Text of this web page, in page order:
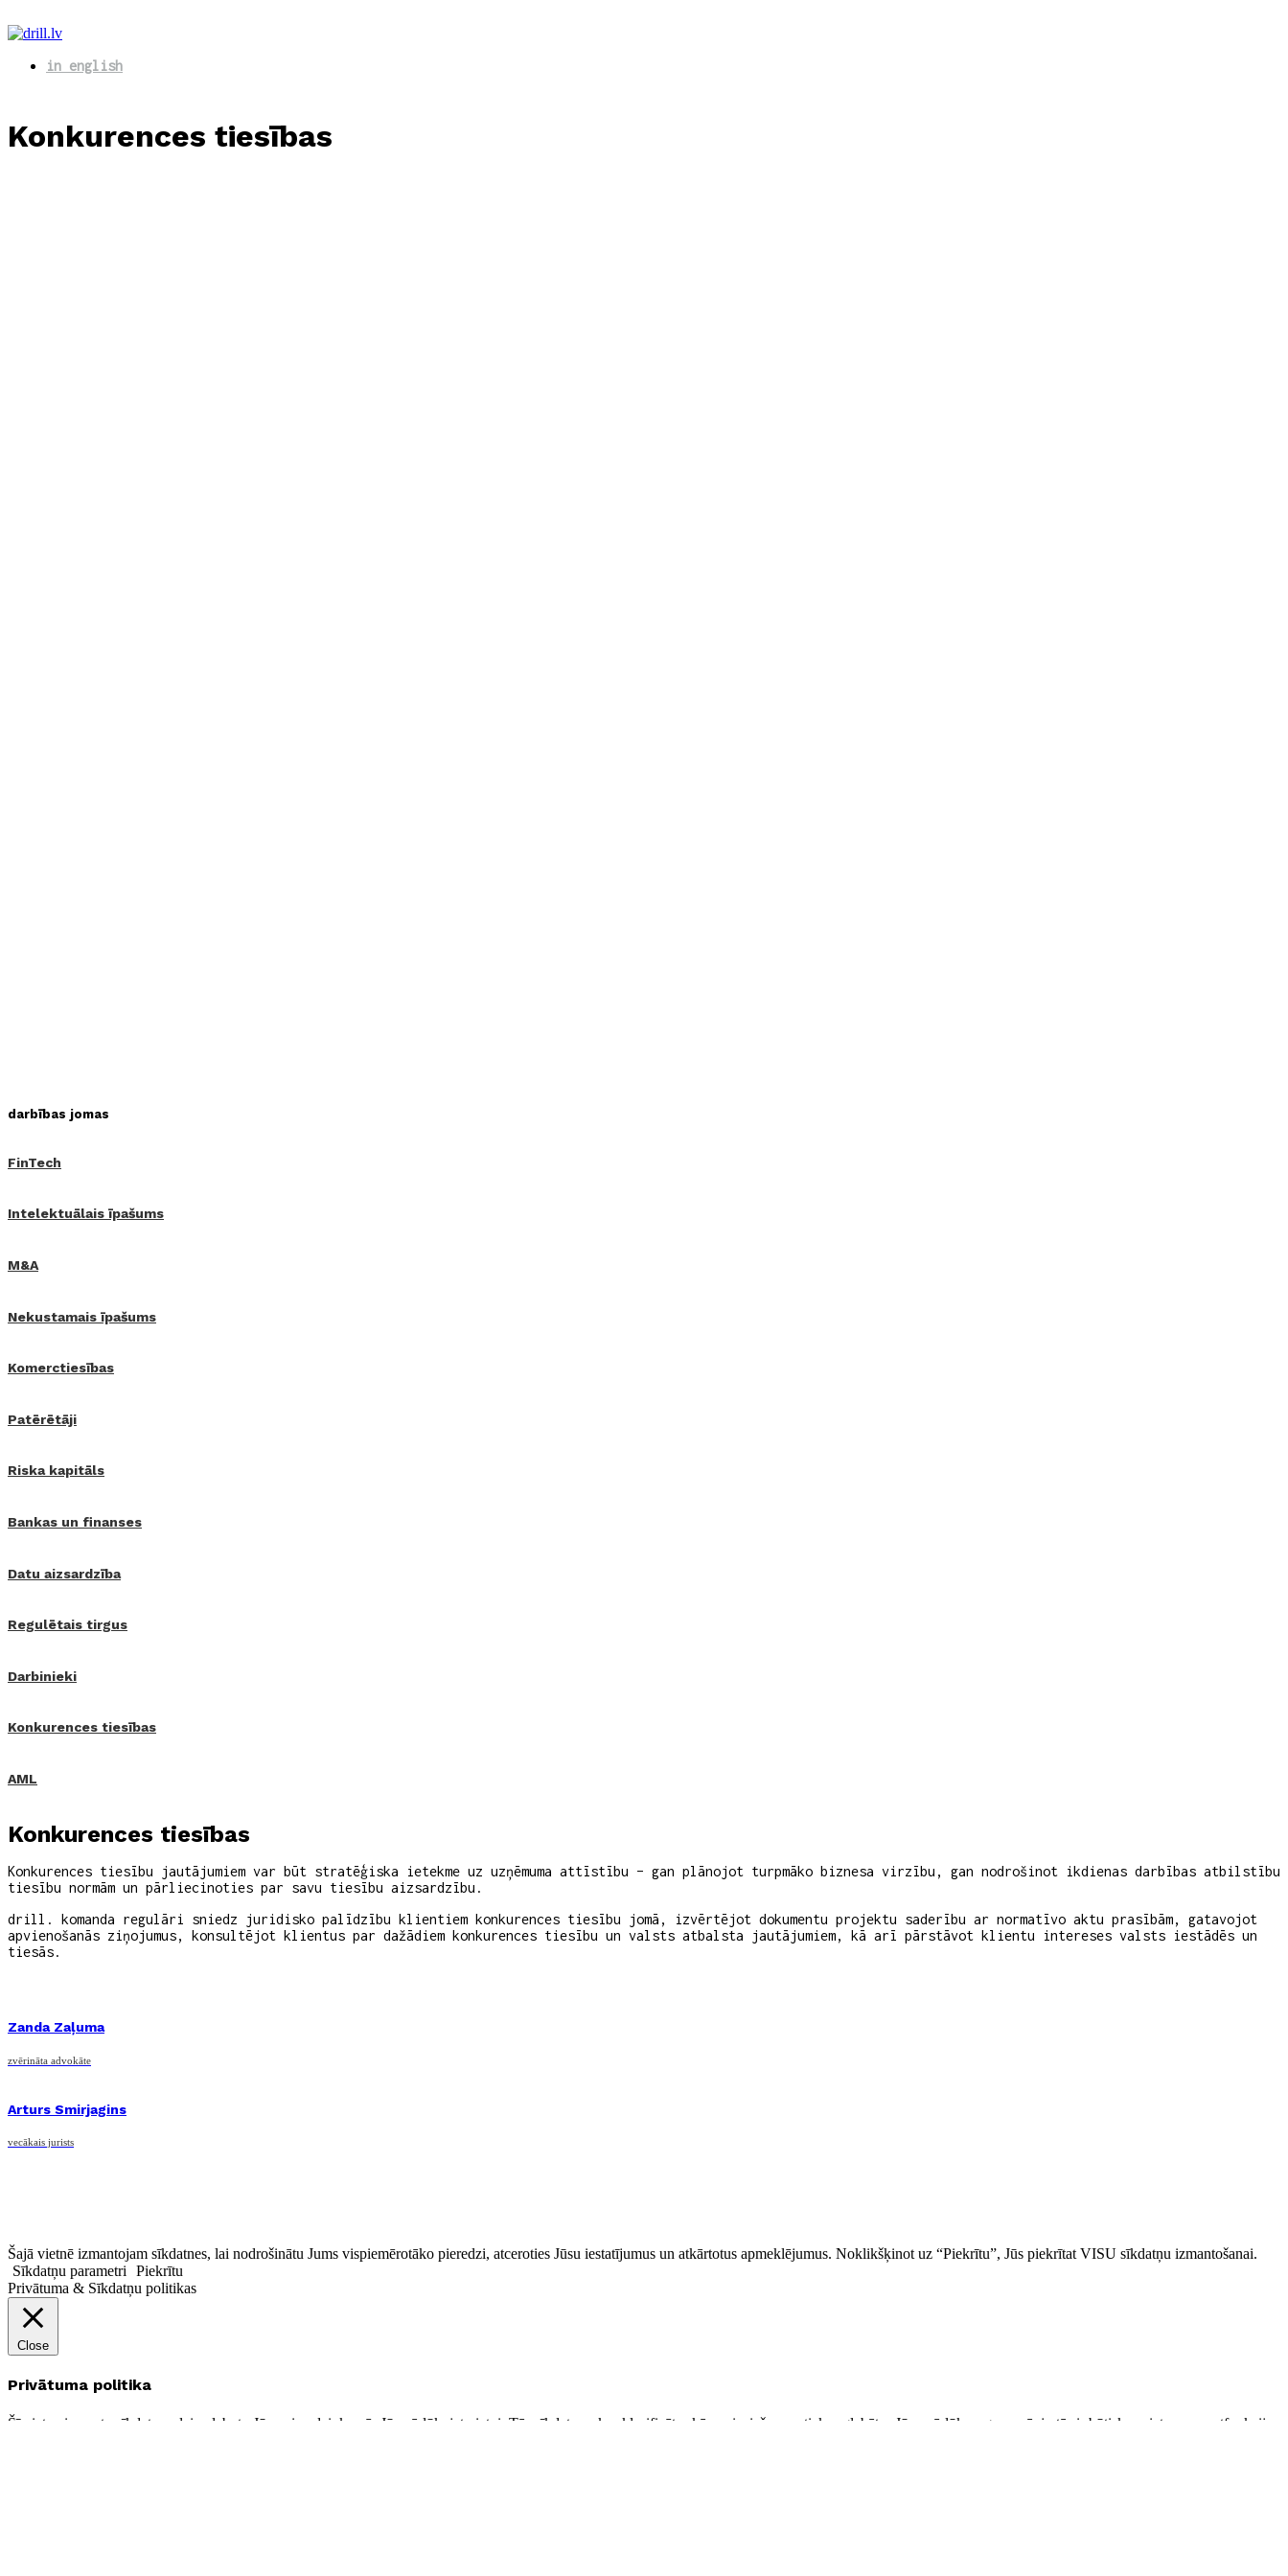
in english
Konkurences tiesības
darbības jomas
FinTech
Intelektuālais īpašums
M&A
Nekustamais īpašums
Komerctiesības
Patērētāji
Riska kapitāls
Bankas un finanses
Datu aizsardzība
Regulētais tirgus
Darbinieki
Konkurences tiesības
AML
Konkurences tiesības
Konkurences tiesību jautājumiem var būt stratēģiska ietekme uz uzņēmuma attīstību – gan plānojot turpmāko biznesa virzību, gan nodrošinot ikdienas darbības atbilstību
tiesību normām un pārliecinoties par savu tiesību aizsardzību.
drill. komanda regulāri sniedz juridisko palīdzību klientiem konkurences tiesību jomā, izvērtējot dokumentu projektu saderību ar normatīvo aktu prasībām, gatavojot
apvienošanās ziņojumus, konsultējot klientus par dažādiem konkurences tiesību un valsts atbalsta jautājumiem, kā arī pārstāvot klientu intereses valsts iestādēs un
tiesās.
Zanda Zaļuma
zvērināta advokāte
Arturs Smirjagins
vecākais jurists
Šajā vietnē izmantojam sīkdatnes, lai nodrošinātu Jums vispiemērotāko pieredzi, atceroties Jūsu iestatījumus un atkārtotus apmeklējumus. Noklikšķinot uz “Piekrītu”, Jūs piekrītat VISU sīkdatņu izmantošanai.
Sīkdatņu parametri
Piekrītu
Privātuma & Sīkdatņu politikas
Close
Privātuma politika
Šī vietne izmanto sīkdatnes, lai uzlabotu Jūsu pieredzi, kamēr Jūs pārlūkojat vietni. Tās sīkdatnes, kas klasificētas kā nepieciešamas, tiek saglabātas Jūsu pārlūkprogrammā, jo tās ir būtiskas vietnes pamatfunkciju